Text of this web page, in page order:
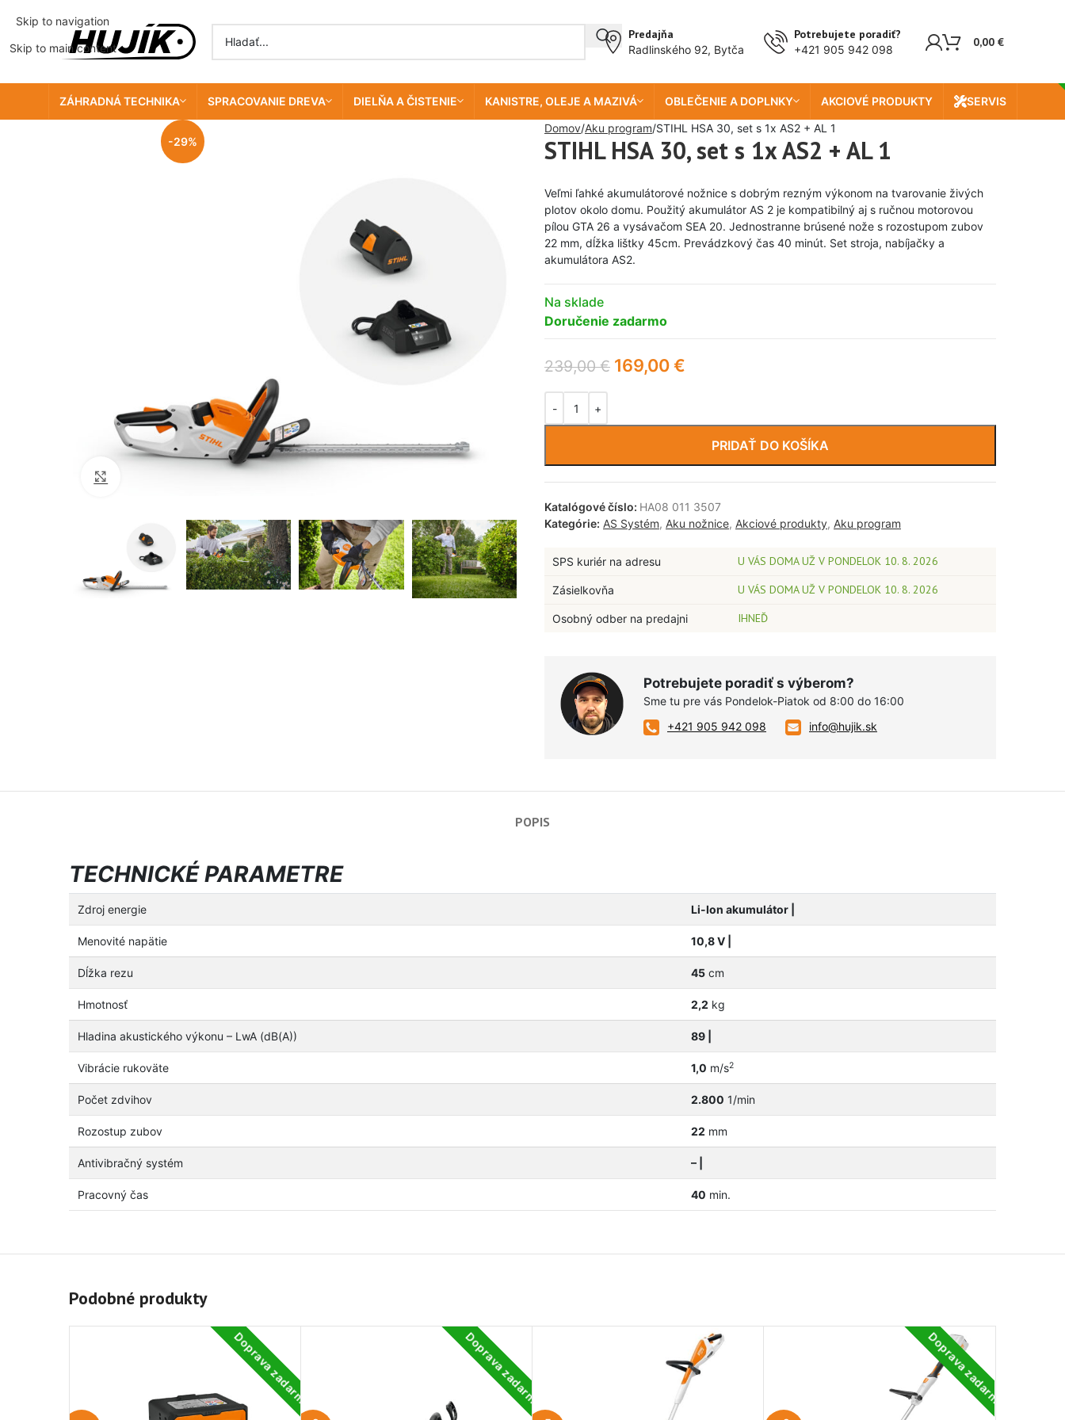
Skip to navigation
Skip to main content
Predajňa
Radlinského 92, Bytča
Potrebujete poradiť?
+421 905 942 098
0,00 €
ZÁHRADNÁ TECHNIKA SPRACOVANIE DREVA DIELŇA A ČISTENIE KANISTRE, OLEJE A MAZIVÁ OBLEČENIE A DOPLNKY AKCIOVÉ PRODUKTY SERVIS
Doprava
-29%
Domov Aku program STIHL HSA 30, set s 1x AS2 + AL 1
STIHL HSA 30, set s 1x AS2 + AL 1
Veľmi ľahké akumulátorové nožnice s dobrým rezným výkonom na tvarovanie živých
plotov okolo domu. Použitý akumulátor AS 2 je kompatibilný aj s ručnou motorovou
pílou GTA 26 a vysávačom SEA 20. Jednostranne brúsené nože s rozostupom zubov
22 mm, dĺžka lištky 45cm. Prevádzkový čas 40 minút. Set stroja, nabíjačky a
akumulátora AS2.
Na sklade
Doručenie zadarmo
239,00€ 169,00€
PRIDAŤ DO KOŠÍKA
Katalógové číslo: HA08 011 3507
Kategórie: AS Systém, Aku nožnice, Akciové produkty, Aku program
SPS kuriér na adresu U VÁS DOMA UŽ V PONDELOK 10. 8. 2026
Zásielkovňa U VÁS DOMA UŽ V PONDELOK 10. 8. 2026
Osobný odber na predajni IHNEĎ
Potrebujete poradiť s výberom?
Sme tu pre vás Pondelok-Piatok od 8:00 do 16:00
+421 905 942 098
info@hujik.sk
POPIS
TECHNICKÉ PARAMETRE
Zdroj energie Li-Ion akumulátor |
Menovité napätie 10,8 V |
Dĺžka rezu 45cm
Hmotnosť 2,2 kg
Hladina akustického výkonu – LwA (dB(A)) 89 |
Vibrácie rukoväte 1,0 m/s2
Počet zdvihov 2.800 1/min
Rozostup zubov 22 mm
Antivibračný systém – |
Pracovný čas 40 min.
Podobné produkty
Doprava zadarmo Doprava zadarmo Doprava zadarmo